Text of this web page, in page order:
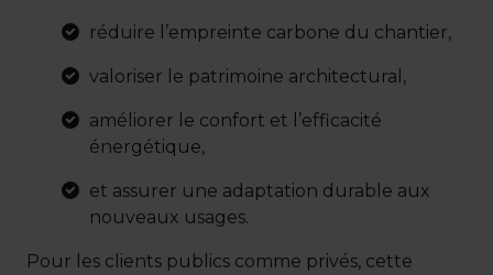
réduire l’empreinte carbone du chantier,
valoriser le patrimoine architectural,
améliorer le confort et l’efficacité
énergétique,
et assurer une adaptation durable aux
nouveaux usages.
Pour les clients publics comme privés, cette